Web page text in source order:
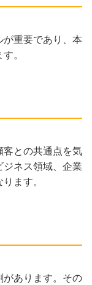
重要であり、本
。
との共通点を気
ネス領域、企業
ます。
あります。その